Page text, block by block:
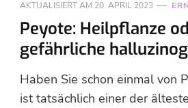
AKTUALISIERT AM 20. APRIL 2023
Peyote: Heilpflanze
gefährliche
Haben Sie schon einmal von
ist tatsächlich einer der